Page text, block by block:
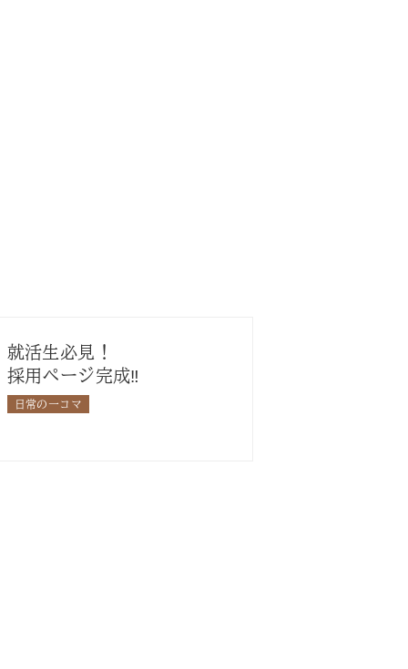
就活生必見！
採用ページ完成‼︎
日常の一コマ